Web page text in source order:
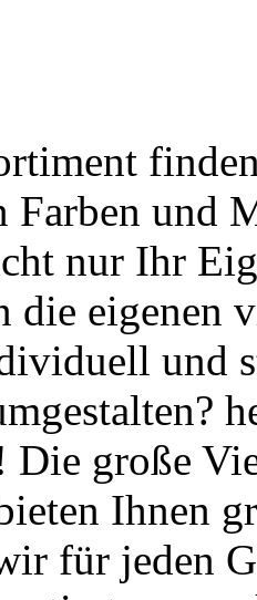
Farben und
nur Ihr
die eigenen
und
Die große
Ihnen
für jeden